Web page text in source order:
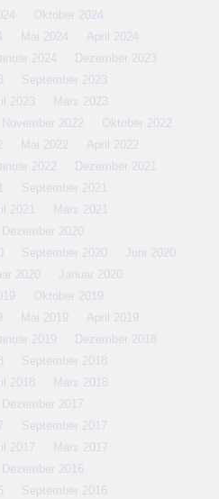
Oktober 2024
Mai 2024
April 2024
2024
Dezember 2023
September 2023
2023
März 2023
November 2022
Oktober 2022
Mai 2022
April 2022
2022
Dezember 2021
September 2021
2021
März 2021
Dezember 2020
September 2020
Juni 2020
2020
Januar 2020
Oktober 2019
Mai 2019
April 2019
2019
Dezember 2018
September 2018
2018
März 2018
Dezember 2017
September 2017
2017
März 2017
Dezember 2016
September 2016